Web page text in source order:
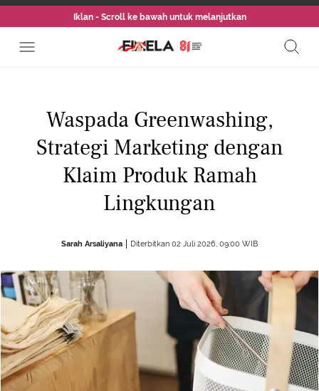
Iklan - Scroll ke bawah untuk melanjutkan
Waspada Greenwashing,
Strategi Marketing dengan
Klaim Produk Ramah
Lingkungan
Sarah Arsaliyana Diterbitkan 02 Juli 2026, 09:00 WIB